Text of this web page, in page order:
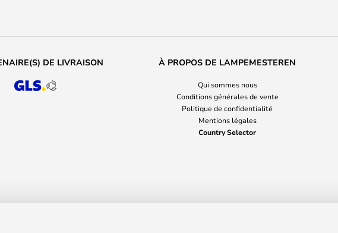
DE LIVRAISON À PROPOS DE LAMPEMESTEREN
Qui sommes nous
Conditions générales de vente
Politique de confidentialité
Mentions légales
Country Selector